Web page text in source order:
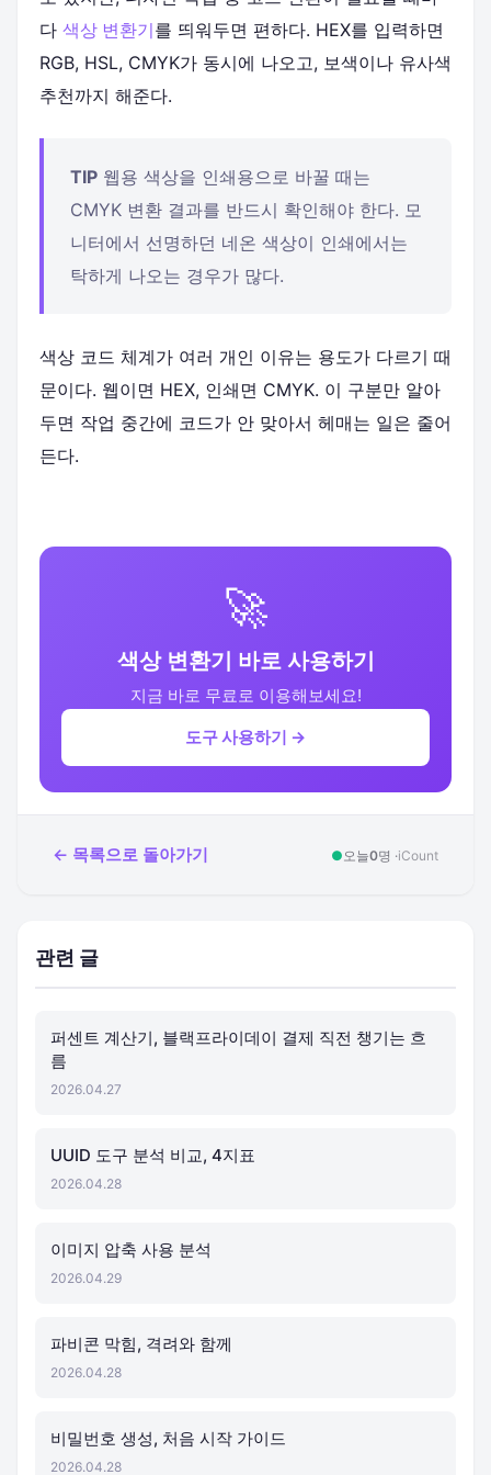
다 색상 변환기를 띄워두면 편하다. HEX를 입력하면
RGB, HSL, CMYK가 동시에 나오고, 보색이나 유사색
추천까지 해준다.
TIP 웹용 색상을 인쇄용으로 바꿀 때는
CMYK 변환 결과를 반드시 확인해야 한다. 모
니터에서 선명하던 네온 색상이 인쇄에서는
탁하게 나오는 경우가 많다.
색상 코드 체계가 여러 개인 이유는 용도가 다르기 때
문이다. 웹이면 HEX, 인쇄면 CMYK. 이 구분만 알아
두면 작업 중간에 코드가 안 맞아서 헤매는 일은 줄어
든다.
🚀
색상 변환기 바로 사용하기
지금 바로 무료로 이용해보세요!
도구 사용하기 →
← 목록으로 돌아가기 ● 오늘0명 ·iCount
관련 글
퍼센트 계산기, 블랙프라이데이 결제 직전 챙기는 흐
름
2026.04.27
UUID 도구 분석 비교, 4지표
2026.04.28
이미지 압축 사용 분석
2026.04.29
파비콘 막힘, 격려와 함께
2026.04.28
비밀번호 생성, 처음 시작 가이드
2026.04.28